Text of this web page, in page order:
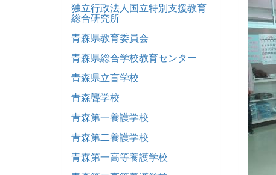
独立行政法人国立特別支援教育
総合研究所
青森県教育委員会
青森県総合学校教育センター
青森県立盲学校
青森聾学校
青森第一養護学校
青森第二養護学校
青森第一高等養護学校